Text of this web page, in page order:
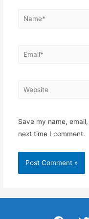
Name*
Email*
Website
Save my name,
next time I comment.